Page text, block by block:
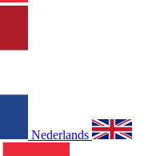
Nederlands